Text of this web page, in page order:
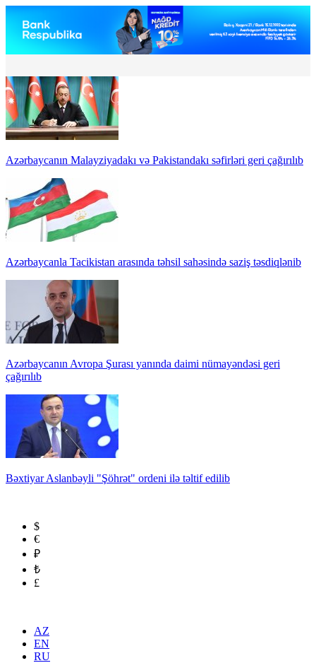
Azərbaycanın Malayziyadakı və Pakistandakı səfirləri geri çağırılıb
Azərbaycanla Tacikistan arasında təhsil sahəsində saziş təsdiqlənib
Azərbaycanın Avropa Şurası yanında daimi nümayəndəsi geri
çağırılıb
Bəxtiyar Aslanbəyli "Şöhrət" ordeni ilə təltif edilib
$
€
₽
₺
£
AZ
EN
RU